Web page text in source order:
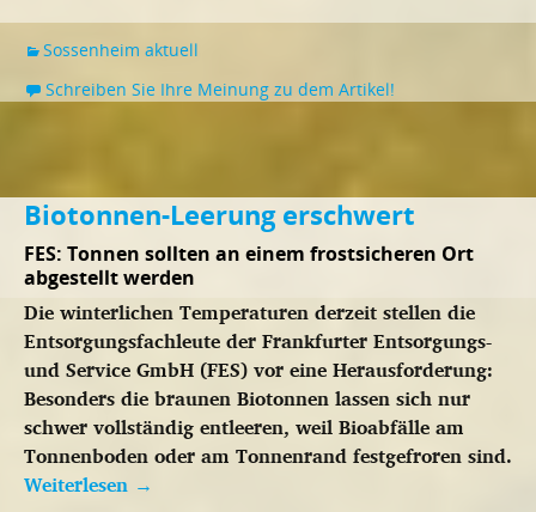
Sossenheim aktuell
Schreiben Sie Ihre Meinung zu dem Artikel!
Biotonnen-Leerung erschwert
FES: Tonnen sollten an einem frostsicheren Ort
abgestellt werden
Die winterlichen Temperaturen derzeit stellen die
Entsorgungsfachleute der Frankfurter Entsorgungs-
und Service GmbH (FES) vor eine Herausforderung:
Besonders die braunen Biotonnen lassen sich nur
schwer vollständig entleeren, weil Bioabfälle am
Tonnenboden oder am Tonnenrand festgefroren sind.
Weiterlesen →